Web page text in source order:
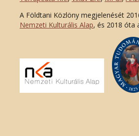
A Földtani Közlöny megjelenését
Nemzeti Kulturális Alap, és 2018 óta